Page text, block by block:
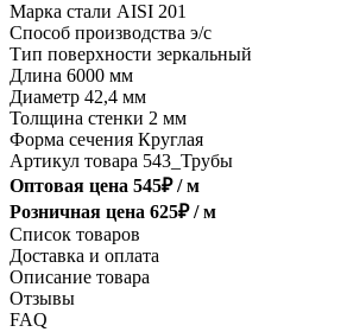
Марка стали AISI 201
Способ производства э/с
Тип поверхности зеркальный
Длина 6000 мм
Диаметр 42,4 мм
Толщина стенки 2 мм
Форма сечения Круглая
Артикул товара 543_Трубы
Оптовая цена 545₽ /м
Розничная цена 625₽ /м
Список товаров
Доставка и оплата
Описание товара
Отзывы
FAQ